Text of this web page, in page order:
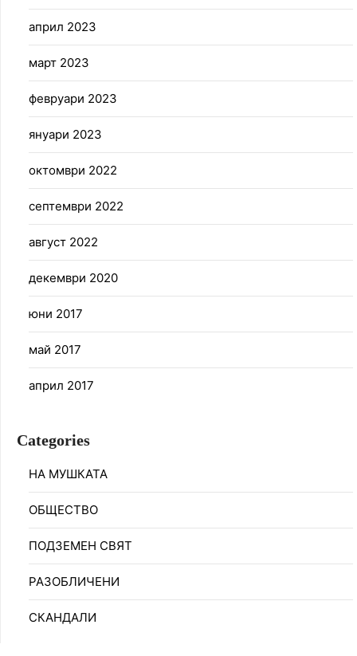
април 2023
март 2023
февруари 2023
януари 2023
октомври 2022
септември 2022
август 2022
декември 2020
юни 2017
май 2017
април 2017
Categories
НА МУШКАТА
ОБЩЕСТВО
ПОДЗЕМЕН СВЯТ
РАЗОБЛИЧЕНИ
СКАНДАЛИ